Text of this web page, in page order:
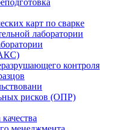
карт по сварке
лаборатории
контроля
рисков (ОПР)